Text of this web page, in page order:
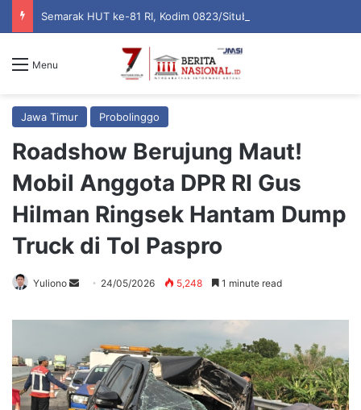
Menu
Jawa Timur Probolinggo
Roadshow Berujung Maut!
Mobil Anggota DPR RI Gus
Hilman Ringsek Hantam Dump
Truck di Tol Paspro
Yuliono
n
a
n
e
24/05/2026 5,248 1 minute read